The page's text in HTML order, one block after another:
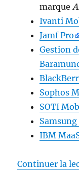
marque
Ivanti
Jamf Pro
Gestion
Sophos
SOTI
IBM
Continuer la